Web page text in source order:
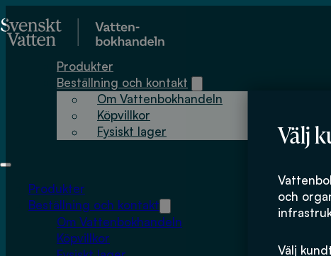
Välj
och
Välj
Produkter
Beställning och kontakt
Om Vattenbokhandeln
Köpvillkor
Fysiskt lager
Produkter
Beställning och kontakt
Om Vattenbokhandeln
Köpvillkor